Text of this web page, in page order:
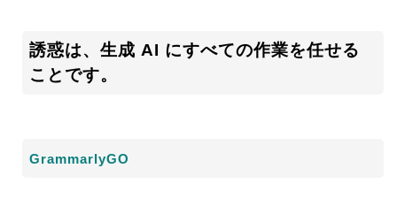
誘惑は、生成 AI にすべての作業を任せる
ことです。
GrammarlyGO